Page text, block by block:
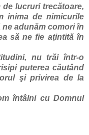
de lucruri trecătoare,
inima de nimicurile
ne adunăm comori în
să ne fie aţintită în
nu trăi într-o
puterea căutând
şi privirea de la
întâlni cu Domnul